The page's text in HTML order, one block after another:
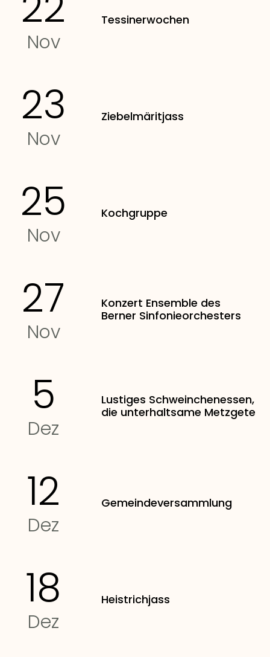
Nov
Tessinerwochen
23
Nov
Ziebelmäritjass
25
Nov
Kochgruppe
27
Nov
Konzert Ensemble des
Berner Sinfonieorchesters
5
Dez
Lustiges Schweinchenessen,
die unterhaltsame Metzgete
12
Dez
Gemeindeversammlung
18
Dez
Heistrichjass